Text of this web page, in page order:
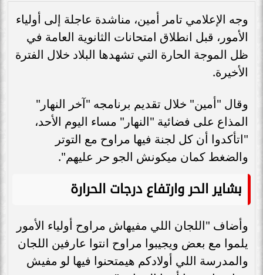
وجه الإعلامي تامر أمين، مناشدة عاجلة إلى أولياء
الأمور، قبل انطلاق امتحانات الثانوية العامة في
ظل الموجة الحارة التي تشهدها البلاد خلال الفترة
الأخيرة.
وقال "أمين" خلال تقديم برنامجه "آخر النهار"
المذاع على فضائية "النهار" مساء اليوم الأحد،
"اتأكدوا أن كل لجنة فيها مراوح مع التوتر
والضغط كمان ميكونش الجو حر عليهم".
بشاير الحر وارتفاع درجات الحرارة
وأضاف "اللجان اللي مفيهاش مراوح أولياء الأمور
يلموا مع بعض ويجيبوا مراوح انتوا عارفين اللجان
والمدرسة اللي أولادكم هيمتحنوا فيها لو مفيش